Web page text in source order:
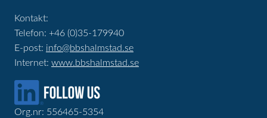
Kontakt:
Telefon: +46 (0)35-179940
E-post: info@bbshalmstad.se
Internet: www.bbshalmstad.se
Org.nr: 556465-5354